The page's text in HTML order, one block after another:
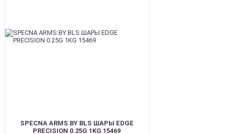
SPECNA ARMS BY BLS ШАРЫ EDGE
PRECISION 0.25G 1KG 15469